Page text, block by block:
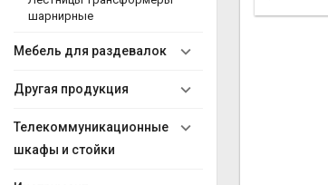
шарнирные
Мебель для раздевалок
Другая продукция
Телекоммуникационные
шкафы и стойки